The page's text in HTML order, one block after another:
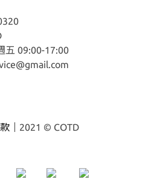
五 09:00-17:00
｜ 2021 © COTD